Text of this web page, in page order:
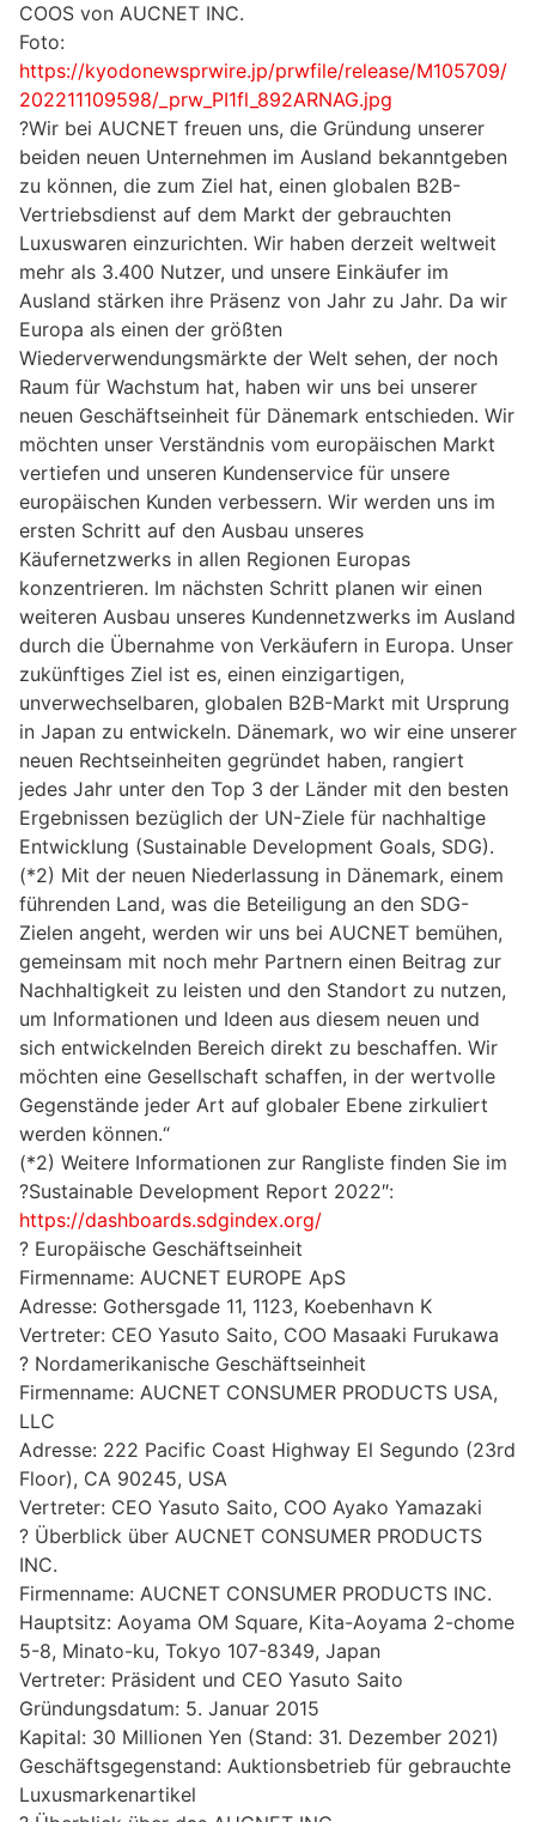
COOS von AUCNET INC.
Foto:
https://kyodonewsprwire.jp/prwfile/release/M105709/
202211109598/_prw_PI1fl_892ARNAG.jpg
?Wir bei AUCNET freuen uns, die Gründung unserer
beiden neuen Unternehmen im Ausland bekanntgeben
zu können, die zum Ziel hat, einen globalen B2B-
Vertriebsdienst auf dem Markt der gebrauchten
Luxuswaren einzurichten. Wir haben derzeit weltweit
mehr als 3.400 Nutzer, und unsere Einkäufer im
Ausland stärken ihre Präsenz von Jahr zu Jahr. Da wir
Europa als einen der größten
Wiederverwendungsmärkte der Welt sehen, der noch
Raum für Wachstum hat, haben wir uns bei unserer
neuen Geschäftseinheit für Dänemark entschieden. Wir
möchten unser Verständnis vom europäischen Markt
vertiefen und unseren Kundenservice für unsere
europäischen Kunden verbessern. Wir werden uns im
ersten Schritt auf den Ausbau unseres
Käufernetzwerks in allen Regionen Europas
konzentrieren. Im nächsten Schritt planen wir einen
weiteren Ausbau unseres Kundennetzwerks im Ausland
durch die Übernahme von Verkäufern in Europa. Unser
zukünftiges Ziel ist es, einen einzigartigen,
unverwechselbaren, globalen B2B-Markt mit Ursprung
in Japan zu entwickeln. Dänemark, wo wir eine unserer
neuen Rechtseinheiten gegründet haben, rangiert
jedes Jahr unter den Top 3 der Länder mit den besten
Ergebnissen bezüglich der UN-Ziele für nachhaltige
Entwicklung (Sustainable Development Goals, SDG).
(*2) Mit der neuen Niederlassung in Dänemark, einem
führenden Land, was die Beteiligung an den SDG-
Zielen angeht, werden wir uns bei AUCNET bemühen,
gemeinsam mit noch mehr Partnern einen Beitrag zur
Nachhaltigkeit zu leisten und den Standort zu nutzen,
um Informationen und Ideen aus diesem neuen und
sich entwickelnden Bereich direkt zu beschaffen. Wir
möchten eine Gesellschaft schaffen, in der wertvolle
Gegenstände jeder Art auf globaler Ebene zirkuliert
werden können.“
(*2) Weitere Informationen zur Rangliste finden Sie im
?Sustainable Development Report 2022″:
https://dashboards.sdgindex.org/
? Europäische Geschäftseinheit
Firmenname: AUCNET EUROPE ApS
Adresse: Gothersgade 11, 1123, Koebenhavn K
Vertreter: CEO Yasuto Saito, COO Masaaki Furukawa
? Nordamerikanische Geschäftseinheit
Firmenname: AUCNET CONSUMER PRODUCTS USA,
LLC
Adresse: 222 Pacific Coast Highway El Segundo (23rd
Floor), CA 90245, USA
Vertreter: CEO Yasuto Saito, COO Ayako Yamazaki
? Überblick über AUCNET CONSUMER PRODUCTS
INC.
Firmenname: AUCNET CONSUMER PRODUCTS INC.
Hauptsitz: Aoyama OM Square, Kita-Aoyama 2-chome
5-8, Minato-ku, Tokyo 107-8349, Japan
Vertreter: Präsident und CEO Yasuto Saito
Gründungsdatum: 5. Januar 2015
Kapital: 30 Millionen Yen (Stand: 31. Dezember 2021)
Geschäftsgegenstand: Auktionsbetrieb für gebrauchte
Luxusmarkenartikel